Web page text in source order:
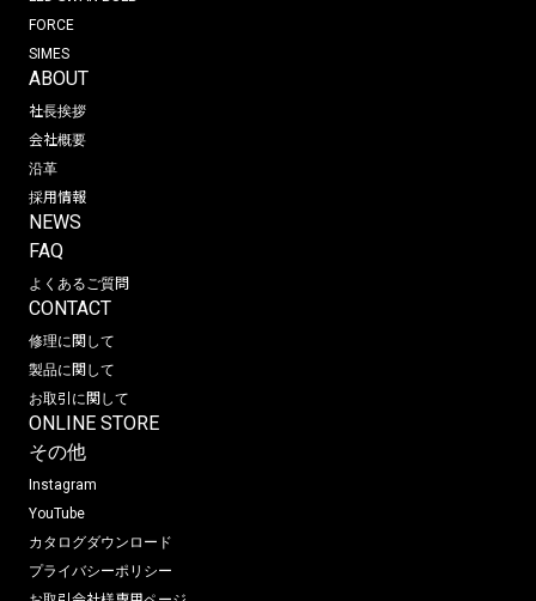
FORCE
SIMES
ABOUT
社長挨拶
会社概要
沿革
採用情報
NEWS
FAQ
よくあるご質問
CONTACT
修理に関して
製品に関して
お取引に関して
ONLINE STORE
その他
Instagram
YouTube
カタログダウンロード
プライバシーポリシー